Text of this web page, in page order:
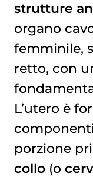
strutture
organo
femminile,
retto, con
L’utero è
porzione
collo(o